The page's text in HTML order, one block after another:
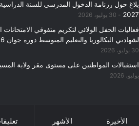
2027
30 يوليو، 2026
فعاليات الحفل الولائي لتكريم متفوقي الامتحانات
لشهادتي البكالوريا والتعليم المتوسط دورة جوان 2026
30 يوليو، 2026
استقبالات المواطنين على مستوى مقر ولاية
يوليو، 2026
الأخيرة الأشهر